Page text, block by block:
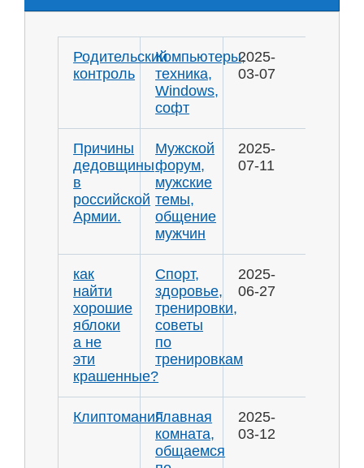
Родительский
контроль
Компьютеры,
техника,
Windows,
софт
2025-
03-07
Причины
дедовщины
в
российской
Армии.
Мужской
форум,
мужские
темы,
общение
мужчин
2025-
07-11
как
найти
хорошие
яблоки
а не
эти
крашенные?
Спорт,
здоровье,
тренировки,
советы
по
тренировкам
2025-
06-27
КлиптоманияГлавная
комната,
общаемся
2025-
03-12